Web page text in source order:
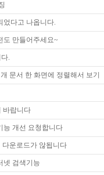
었다고 나옵니다.
도 만들어주세요~
.
문서 한 화면에 정렬해서 보기
바랍니다
능 개선 요청합니다
다운로드가 않됩니다
넷 검색기능